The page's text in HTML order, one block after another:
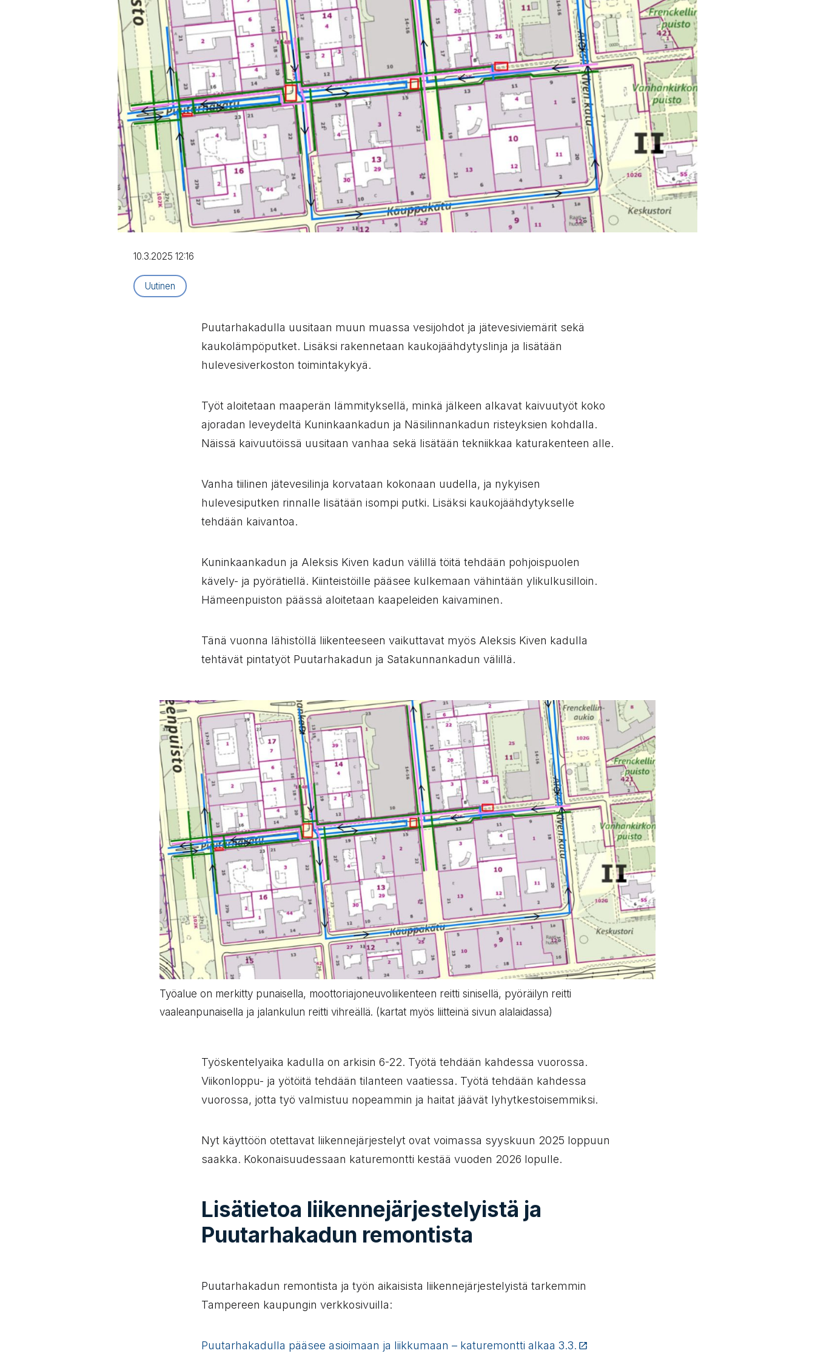
10.3.2025 12:16
Artikkelityyppi:
Uutinen
Puutarhakadulla uusitaan muun muassa vesijohdot ja jätevesiviemärit sekä
kaukolämpöputket. Lisäksi rakennetaan kaukojäähdytyslinja ja lisätään
hulevesiverkoston toimintakykyä.
Työt aloitetaan maaperän lämmityksellä, minkä jälkeen alkavat kaivuutyöt koko
ajoradan leveydeltä Kuninkaankadun ja Näsilinnankadun risteyksien kohdalla.
Näissä kaivuutöissä uusitaan vanhaa sekä lisätään tekniikkaa katurakenteen alle.
Vanha tiilinen jätevesilinja korvataan kokonaan uudella, ja nykyisen
hulevesiputken rinnalle lisätään isompi putki. Lisäksi kaukojäähdytykselle
tehdään kaivantoa.
Kuninkaankadun ja Aleksis Kiven kadun välillä töitä tehdään pohjoispuolen
kävely- ja pyörätiellä. Kiinteistöille pääsee kulkemaan vähintään ylikulkusilloin.
Hämeenpuiston päässä aloitetaan kaapeleiden kaivaminen.
Tänä vuonna lähistöllä liikenteeseen vaikuttavat myös Aleksis Kiven kadulla
tehtävät pintatyöt Puutarhakadun ja Satakunnankadun välillä.
Työalue on merkitty punaisella, moottoriajoneuvoliikenteen reitti sinisellä, pyöräilyn reitti
vaaleanpunaisella ja jalankulun reitti vihreällä. (kartat myös liitteinä sivun alalaidassa)
Työskentelyaika kadulla on arkisin 6-22. Työtä tehdään kahdessa vuorossa.
Viikonloppu- ja yötöitä tehdään tilanteen vaatiessa. Työtä tehdään kahdessa
vuorossa, jotta työ valmistuu nopeammin ja haitat jäävät lyhytkestoisemmiksi.
Nyt käyttöön otettavat liikennejärjestelyt ovat voimassa syyskuun 2025 loppuun
saakka. Kokonaisuudessaan katuremontti kestää vuoden 2026 lopulle.
Lisätietoa liikennejärjestelyistä ja
Puutarhakadun remontista
Puutarhakadun remontista ja työn aikaisista liikennejärjestelyistä tarkemmin
Tampereen kaupungin verkkosivuilla:
Puutarhakadulla pääsee asioimaan ja liikkumaan – katuremontti alkaa 3.3.